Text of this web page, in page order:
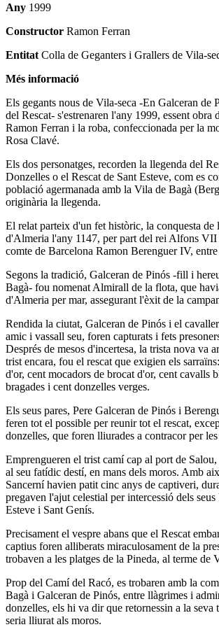
Any 1999
Constructor Ramon Ferran
Entitat Colla de Geganters i Grallers de Vila-
Més informació
Els gegants nous de Vila-seca -En Galceran de
del Rescat- s'estrenaren l'any 1999, essent obra
Ramon Ferran i la roba, confeccionada per la
Rosa Clavé.
Els dos personatges, recorden la llegenda del
Donzelles o el Rescat de Sant Esteve, com es
població agermanada amb la Vila de Bagà
originària la llegenda.
El relat parteix d'un fet històric, la conquesta de
d'Almeria l'any 1147, per part del rei Alfons VII
comte de Barcelona Ramon Berenguer IV, entre
Segons la tradició, Galceran de Pinós -fill i
Bagà- fou nomenat Almirall de la flota, que
d'Almeria per mar, assegurant l'èxit de la
Rendida la ciutat, Galceran de Pinós i el
amic i vassall seu, foren capturats i fets
Després de mesos d'incertesa, la trista nova va
trist encara, fou el rescat que exigien els
d'or, cent mocadors de brocat d'or, cent cavalls
bragades i cent donzelles verges.
Els seus pares, Pere Galceran de Pinós i
feren tot el possible per reunir tot el rescat,
donzelles, que foren lliurades a contracor per
Emprengueren el trist camí cap al port de
al seu fatídic destí, en mans dels moros. Amb
Sancerní havien patit cinc anys de captiveri,
pregaven l'ajut celestial per intercessió dels seus
Esteve i Sant Genís.
Precisament el vespre abans que el Rescat
captius foren alliberats miraculosament de la
trobaven a les platges de la Pineda, al terme de
Prop del Camí del Racó, es trobaren amb la
Bagà i Galceran de Pinós, entre llàgrimes i
donzelles, els hi va dir que retornessin a la seva
seria lliurat als moros.